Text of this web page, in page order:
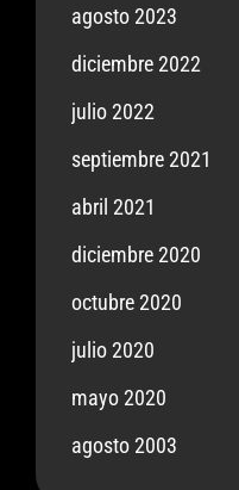
agosto 2023
diciembre 2022
julio 2022
septiembre 2021
abril 2021
diciembre 2020
octubre 2020
julio 2020
mayo 2020
agosto 2003